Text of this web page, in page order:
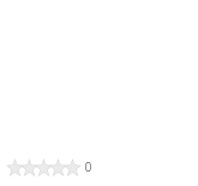
0